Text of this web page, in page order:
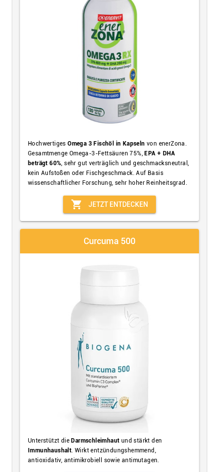
HochwertigesOmega 3 Fischöl in Kapseln von enerZona.
Gesamtmenge Omega-3-Fettsäuren 75%,EPA + DHA
beträgt 60% , sehr gut verträglich und geschmacksneutral,
kein Aufstoßen oder Fischgeschmack. Auf Basis
wissenschaftlicher Forschung, sehr hoher Reinheitsgrad.
shopping_cart JETZT ENTDECKEN
Curcuma 500
Unterstützt dieDarmschleimhaut und stärkt den
Immunhaushalt . Wirkt entzündungshemmend,
antioxidativ, antimikrobiell sowie antimutagen.